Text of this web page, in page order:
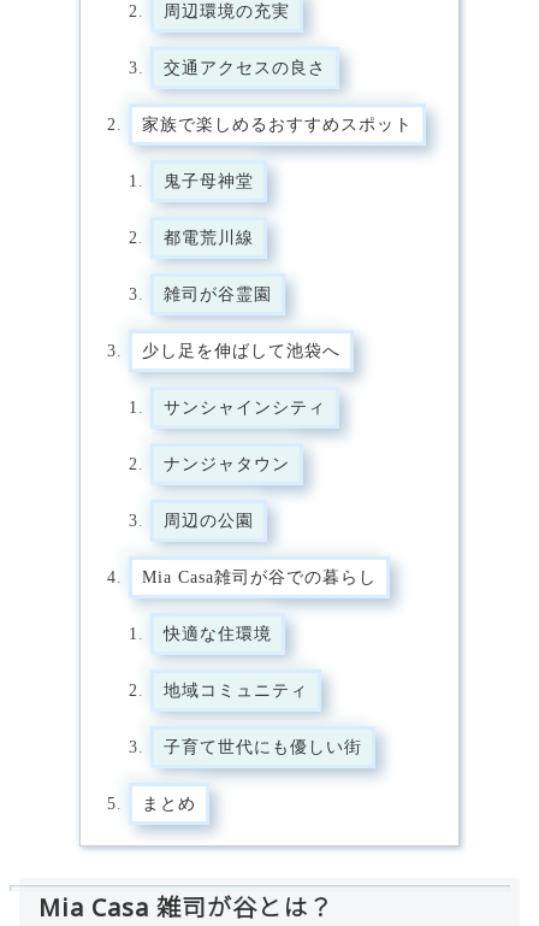
周辺環境の充実
交通アクセスの良さ
家族で楽しめるおすすめスポット
鬼子母神堂
都電荒川線
雑司が谷霊園
少し足を伸ばして池袋へ
サンシャインシティ
ナンジャタウン
周辺の公園
Mia Casa雑司が谷での暮らし
快適な住環境
地域コミュニティ
子育て世代にも優しい街
まとめ
Mia Casa 雑司が谷とは？